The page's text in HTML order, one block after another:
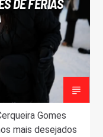
DE FÉRIAS
Gomes
mais desejados